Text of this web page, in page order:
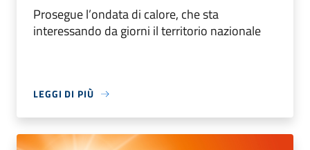
Prosegue l’ondata di calore, che sta
interessando da giorni il territorio nazionale
LEGGI DI PIÙ